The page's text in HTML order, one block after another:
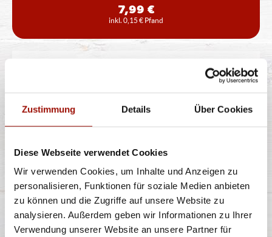
Zustimmung Details Über Cookies
Diese Webseite verwendet Cookies
Wir verwenden Cookies, um Inhalte und Anzeigen zu
personalisieren, Funktionen für soziale Medien anbieten
zu können und die Zugriffe auf unsere Website zu
analysieren. Außerdem geben wir Informationen zu Ihrer
Verwendung unserer Website an unsere Partner für
7,99 €
inkl. 0,15 € Pfand
CHICKEN NUGGETS KIDS
Chicken Nuggets, inklusive Dip nach Wahl, Apfelsaft
7,99 €
inkl. 0,15 € Pfand